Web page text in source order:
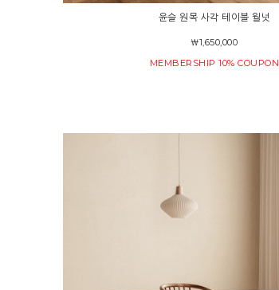
윤슬 원목 사각 테이블 월넛
￦1,650,000
MEMBERSHIP 10% COUPON